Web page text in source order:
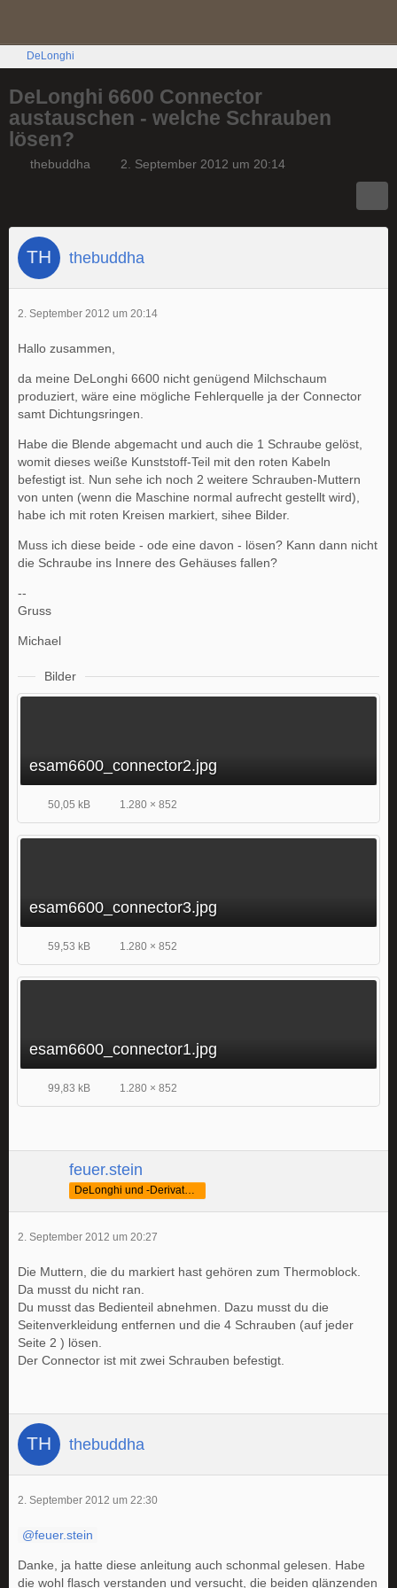
DeLonghi
DeLonghi 6600 Connector
austauschen - welche Schrauben
lösen?
thebuddha 2. September 2012 um 20:14
thebuddha
2. September 2012 um 20:14
Hallo zusammen,
da meine DeLonghi 6600 nicht genügend Milchschaum
produziert, wäre eine mögliche Fehlerquelle ja der Connector
samt Dichtungsringen.
Habe die Blende abgemacht und auch die 1 Schraube gelöst,
womit dieses weiße Kunststoff-Teil mit den roten Kabeln
befestigt ist. Nun sehe ich noch 2 weitere Schrauben-Muttern
von unten (wenn die Maschine normal aufrecht gestellt wird),
habe ich mit roten Kreisen markiert, sihee Bilder.
Muss ich diese beide - ode eine davon - lösen? Kann dann nicht
die Schraube ins Innere des Gehäuses fallen?
--
Gruss
Michael
Bilder
esam6600_connector2.jpg
50,05 kB 1.280 × 852
esam6600_connector3.jpg
59,53 kB 1.280 × 852
esam6600_connector1.jpg
99,83 kB 1.280 × 852
feuer.stein
DeLonghi und -Derivate Fan
2. September 2012 um 20:27
Die Muttern, die du markiert hast gehören zum Thermoblock.
Da musst du nicht ran.
Du musst das Bedienteil abnehmen. Dazu musst du die
Seitenverkleidung entfernen und die 4 Schrauben (auf jeder
Seite 2 ) lösen.
Der Connector ist mit zwei Schrauben befestigt.
thebuddha
2. September 2012 um 22:30
feuer.stein
Danke, ja hatte diese anleitung auch schonmal gelesen. Habe
die wohl flasch verstanden und versucht, die beiden glänzenden